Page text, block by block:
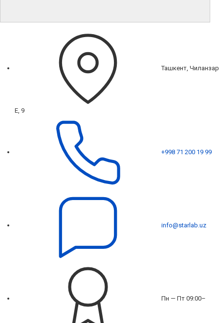
Ташкент, Чиланзар
Е, 9
+998 71 200 19 99
info@starlab.uz
Пн — Пт 09:00–